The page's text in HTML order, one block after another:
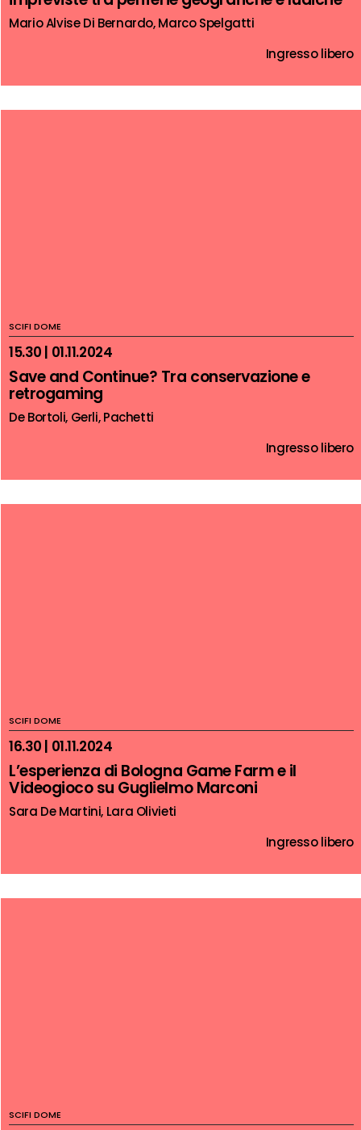
Mario Alvise Di Bernardo, Marco Spelgatti
Ingresso libero
SCIFI DOME
15.30 | 01.11.2024
Save and Continue? Tra conservazione e
retrogaming
De Bortoli, Gerli, Pachetti
Ingresso libero
SCIFI DOME
16.30 | 01.11.2024
L’esperienza di Bologna Game Farm e il
Videogioco su Guglielmo Marconi
Sara De Martini, Lara Olivieti
Ingresso libero
SCIFI DOME